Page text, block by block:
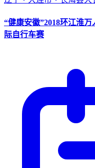
“健康安徽”2018环江淮
际自行车赛